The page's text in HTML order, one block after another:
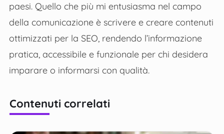
paesi. Quello che più mi entusiasma nel campo
della comunicazione è scrivere e creare contenuti
ottimizzati per la SEO, rendendo l’informazione
pratica, accessibile e funzionale per chi desidera
imparare o informarsi con qualità.
Contenuti correlati